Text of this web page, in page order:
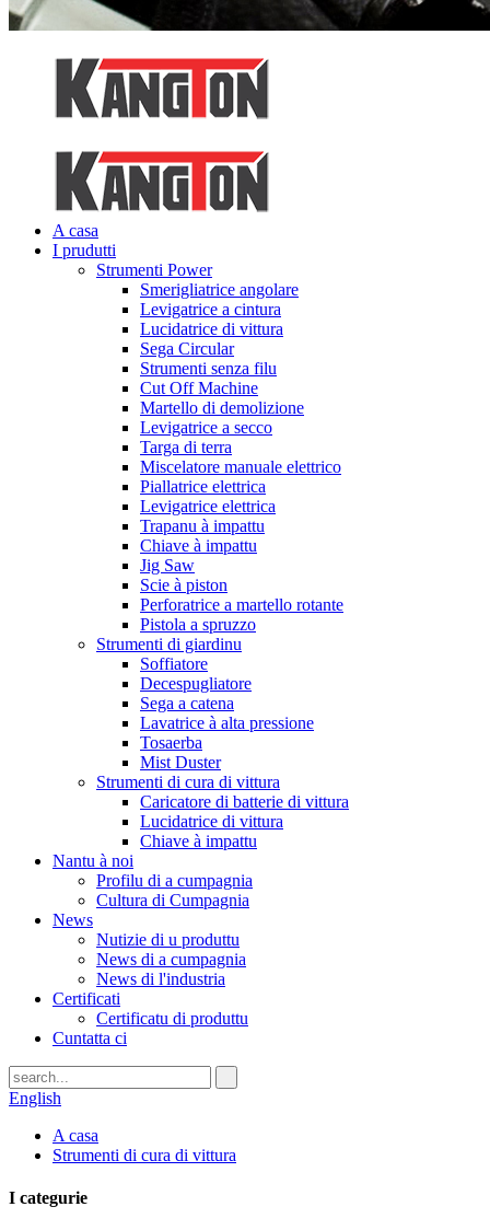
A casa
I prudutti
Strumenti Power
Smerigliatrice angolare
Levigatrice a cintura
Lucidatrice di vittura
Sega Circular
Strumenti senza filu
Cut Off Machine
Martello di demolizione
Levigatrice a secco
Targa di terra
Miscelatore manuale elettrico
Piallatrice elettrica
Levigatrice elettrica
Trapanu à impattu
Chiave à impattu
Jig Saw
Scie à piston
Perforatrice a martello rotante
Pistola a spruzzo
Strumenti di giardinu
Soffiatore
Decespugliatore
Sega a catena
Lavatrice à alta pressione
Tosaerba
Mist Duster
Strumenti di cura di vittura
Caricatore di batterie di vittura
Lucidatrice di vittura
Chiave à impattu
Nantu à noi
Profilu di a cumpagnia
Cultura di Cumpagnia
News
Nutizie di u produttu
News di a cumpagnia
News di l'industria
Certificati
Certificatu di produttu
Cuntatta ci
English
A casa
Strumenti di cura di vittura
I categurie